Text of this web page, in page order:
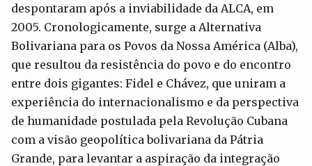
despontaram após a inviabilidade da ALCA, em
2005. Cronologicamente, surge a Alternativa
Bolivariana para os Povos da Nossa América (Alba),
que resultou da resistência do povo e do encontro
entre dois gigantes: Fidel e Chávez, que uniram a
experiência do internacionalismo e da perspectiva
de humanidade postulada pela Revolução Cubana
com a visão geopolítica bolivariana da Pátria
Grande, para levantar a aspiração da integração